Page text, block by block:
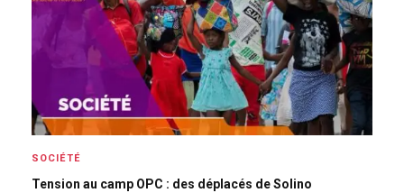
SOCIÉTÉ
Tension au camp OPC : des déplacés de Solino